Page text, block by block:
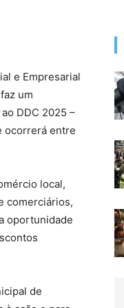
e Empresarial
um
DDC 2025 –
ocorrerá entre
local,
comerciários,
oportunidade
de